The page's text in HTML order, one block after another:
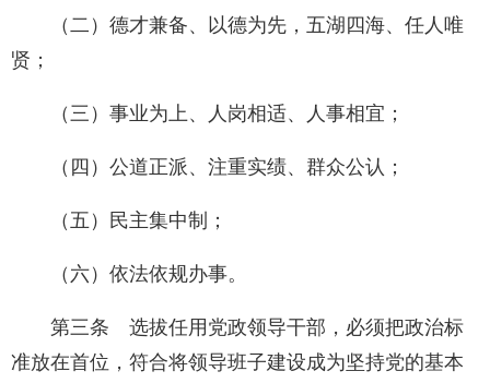
（二）德才兼备、以德为先，五湖四海、任人唯
贤；
（三）事业为上、人岗相适、人事相宜；
（四）公道正派、注重实绩、群众公认；
（五）民主集中制；
（六）依法依规办事。
第三条 选拔任用党政领导干部，必须把政治标
准放在首位，符合将领导班子建设成为坚持党的基本